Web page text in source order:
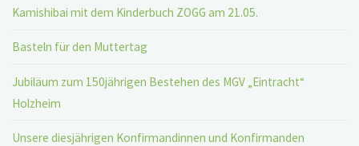
Kamishibai mit dem Kinderbuch ZOGG am 21.05.
Basteln für den Muttertag
Jubiläum zum 150jährigen Bestehen des MGV „Eintracht“
Holzheim
Unsere diesjährigen Konfirmandinnen und Konfirmanden